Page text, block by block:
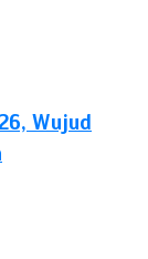
Wujud